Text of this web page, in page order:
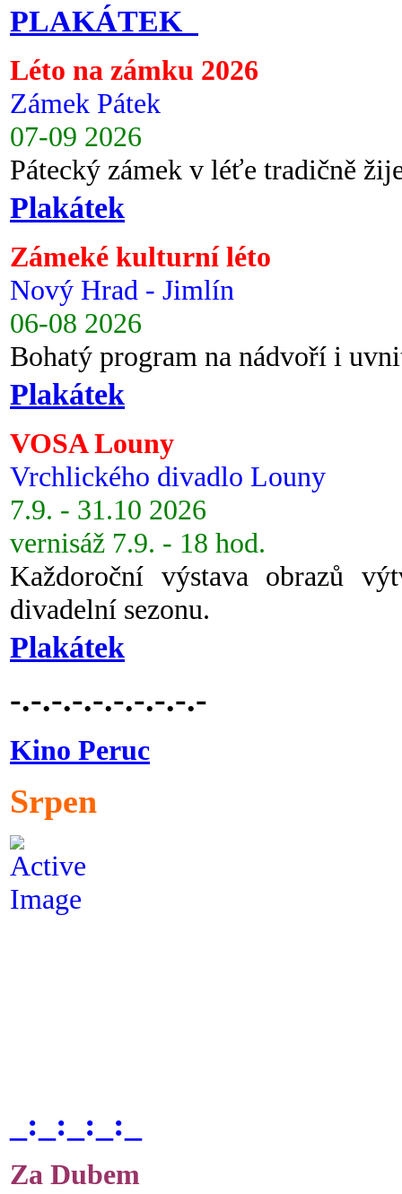
PLAKÁTEK
Léto na zámku 2026
Zámek Pátek
07-09 2026
Pátecký zámek v léťe tradičně
Plakátek
Zámeké kulturní léto
Nový Hrad - Jimlín
06-08 2026
Bohatý program na nádvoří i
Plakátek
VOSA Louny
Vrchlického divadlo Louny
7.9. - 31.10 2026
vernisáž 7.9. - 18 hod.
Každoroční výstava obrazů
divadelní sezonu.
Plakátek
-.-.-.-.-.-.-.-.-.-
Kino Peruc
Srpen
_:_:_:_:_
Za Dubem